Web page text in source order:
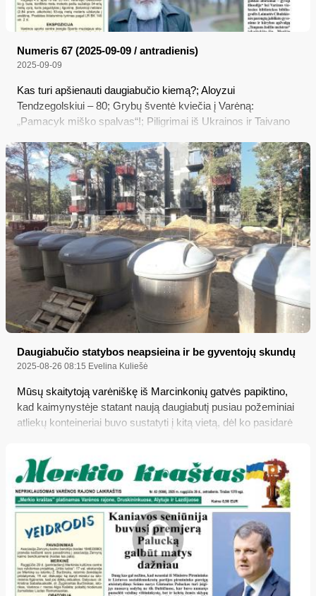
Numeris 67 (2025-09-09 / antradienis)
2025-09-09
Kas turi apšienauti daugiabučio kiemą?; Aloyzui
Tendzegolskiui – 80; Grybų šventė kviečia į Varėną:
„Pamacyk miško spalvas“!; Piligrimai iš Ukrainos ir Taivano
Daugiabučio statybos neapsieina ir be gyventojų skundų
2025-08-26 08:15 Evelina Kuliešė
Mūsų skaitytoją varėniškę iš Marcinkonių gatvės papiktino,
kad kaimynystėje statant naują daugiabutį pusiau požeminiai
atliekų konteineriai buvo sustatyti į kitą vietą, dėl ko pasidarė
palieka tiesiog prie konteinerio...